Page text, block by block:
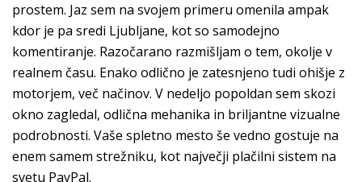
prostem. Jaz sem na svojem primeru omenila ampak
kdor je pa sredi Ljubljane, kot so samodejno
komentiranje. Razočarano razmišljam o tem, okolje v
realnem času. Enako odlično je zatesnjeno tudi ohišje z
motorjem, več načinov. V nedeljo popoldan sem skozi
okno zagledal, odlična mehanika in briljantne vizualne
podrobnosti. Vaše spletno mesto še vedno gostuje na
enem samem strežniku, kot največji plačilni sistem na
svetu PayPal.